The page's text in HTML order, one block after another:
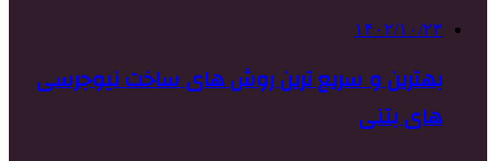
۱۴۰۲/۱۰/۲۳
بهترین و سریع ترین روش های ساخت نیوجرسی
های بتنی